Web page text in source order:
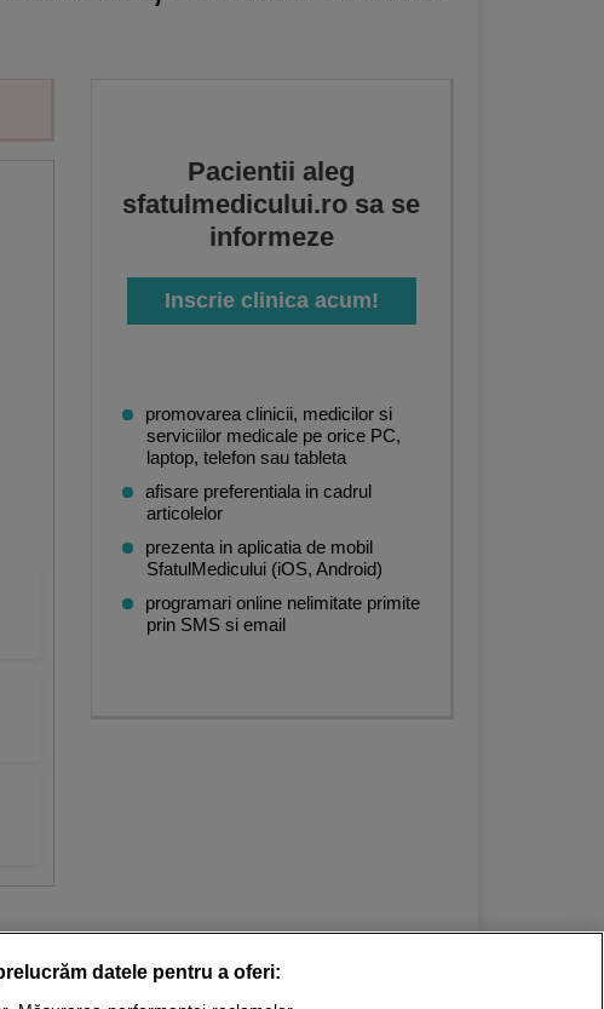
Pacientii aleg
sfatulmedicului.ro sa se
informeze
Inscrie clinica acum!
promovarea clinicii, medicilor si
serviciilor medicale pe orice PC,
laptop, telefon sau tableta
afisare preferentiala in cadrul
articolelor
prezenta in aplicatia de mobil
SfatulMedicului (iOS, Android)
programari online nelimitate primite
prin SMS si email
datele pentru a oferi: